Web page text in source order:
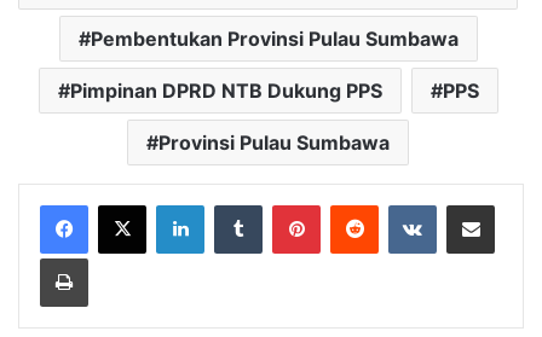
Pembentukan Provinsi Pulau Sumbawa
Pimpinan DPRD NTB Dukung PPS PPS
Provinsi Pulau Sumbawa
LinkedInTumblr PinterestReddit VKontakteBagikan Lewat Email
Cetak